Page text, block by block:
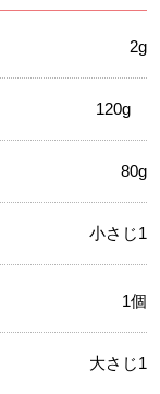
2g
120g
80g
小さじ1
1個
大さじ1